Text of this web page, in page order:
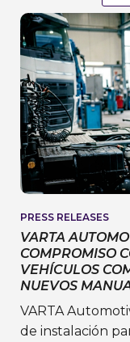
PRESS RELEASES
VARTA
COMPROMISO
VEHÍCULOS
NUEVOS
VARTA
de instalación